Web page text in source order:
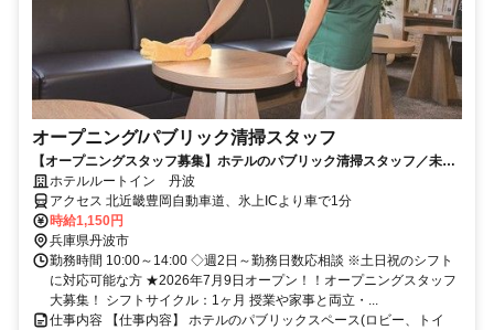
オープニング/パブリック清掃スタッフ
【オープニングスタッフ募集】ホテルのパブリック清掃スタッフ／未経
験歓迎！主婦(夫)さん活躍中
ホテルルートイン 丹波
アクセス 北近畿豊岡自動車道、氷上ICより車で1分
時給1,150円
兵庫県丹波市
勤務時間 10:00～14:00 ◇週2日～勤務日数応相談 ※土日祝のシフト
に対応可能な方 ★2026年7月9日オープン！！オープニングスタッフ
大募集！ シフトサイクル：1ヶ月 授業や家事と両立・...
仕事内容 【仕事内容】 ホテルのパブリックスペース(ロビー、トイ